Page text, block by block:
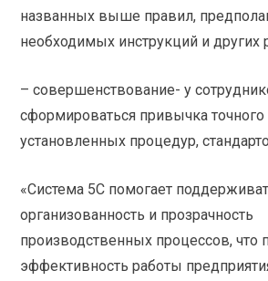
названных выше правил,
необходимых инструкций и других
– совершенствование- у
сформироваться привычка
установленных процедур,
«Система 5С помогает
организованность и прозрачность
производственных процессов, что
эффективность работы